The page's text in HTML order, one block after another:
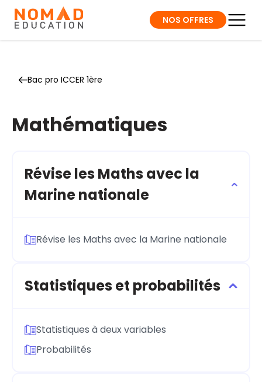
NOS OFFRES
Bac pro ICCER 1ère
Mathématiques
Révise les Maths avec la
Marine nationale
Révise les Maths avec la Marine nationale
Statistiques et probabilités
Statistiques à deux variables
Probabilités